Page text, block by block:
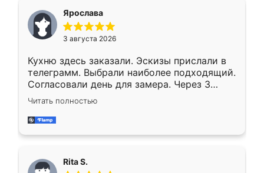
Ярослава
3 августа 2026
Кухню здесь заказали. Эскизы прислали в
телеграмм. Выбрали наиболее подходящий.
Согласовали день для замера. Через 3
недели кухня была уже готова. Остались
довольны работой. Спасибо Ренессанс
мебель за качественную работу!
Читать полностью
Rita S.